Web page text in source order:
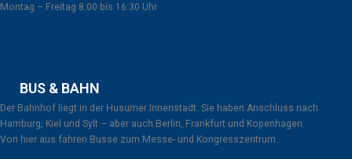
Montag – Freitag 8:00 bis 16:30 Uhr
BUS & BAHN
Der Bahnhof liegt in der Husumer Innenstadt. Sie haben Anschluss nach
Hamburg, Kiel und Sylt – aber auch Berlin, Frankfurt und Kopenhagen.
Von hier aus fahren Busse zum Messe- und Kongresszentrum.